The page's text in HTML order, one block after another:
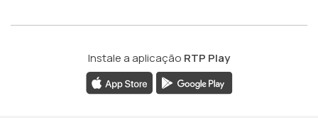
Instale a aplicação RTP Play